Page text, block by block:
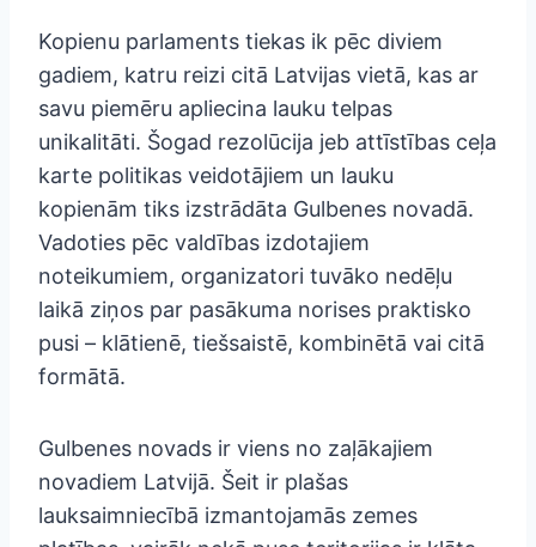
Kopienu parlaments tiekas ik pēc diviem
gadiem, katru reizi citā Latvijas vietā, kas ar
savu piemēru apliecina lauku telpas
unikalitāti. Šogad rezolūcija jeb attīstības ceļa
karte politikas veidotājiem un lauku
kopienām tiks izstrādāta Gulbenes novadā.
Vadoties pēc valdības izdotajiem
noteikumiem, organizatori tuvāko nedēļu
laikā ziņos par pasākuma norises praktisko
pusi – klātienē, tiešsaistē, kombinētā vai citā
formātā.
Gulbenes novads ir viens no zaļākajiem
novadiem Latvijā. Šeit ir plašas
lauksaimniecībā izmantojamās zemes